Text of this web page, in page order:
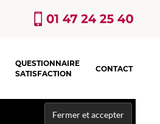
QUESTIONNAIRE
SATISFACTION
CONTACT